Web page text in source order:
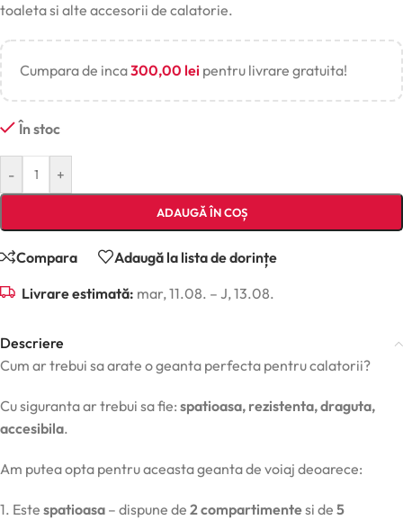
toaleta si alte accesorii de calatorie.
Cumpara de inca300,00 lei pentru livrare gratuita!
În stoc
- +
ADAUGĂ ÎN COȘ
Compara Adaugă la lista de dorințe
Livrare estimată: mar, 11.08. – J, 13.08.
Descriere
Cum ar trebui sa arate o geanta perfecta pentru calatorii?
Cu siguranta ar trebui sa fie: spatioasa, rezistenta, draguta,
accesibila.
Am putea opta pentru aceasta geanta de voiaj deoarece:
1. Este spatioasa – dispune de 2 compartimentesi de 5